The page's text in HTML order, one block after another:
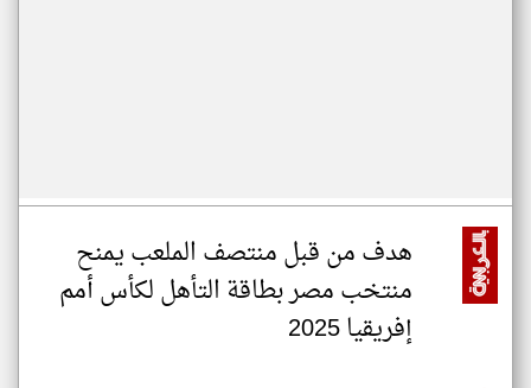
هدف من قبل منتصف الملعب يمنح
منتخب مصر بطاقة التأهل لكأس أمم
إفريقيا 2025